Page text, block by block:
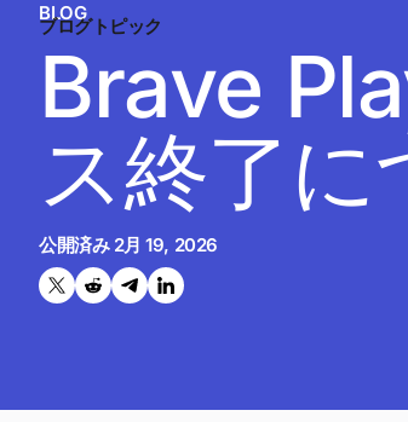
ブログトピック
BLOG
Brave
ス終了に
公開済み 2月 19, 2026
Twitterで共有する
Reddit で共有
Telegramで共有
LinkedInで共有